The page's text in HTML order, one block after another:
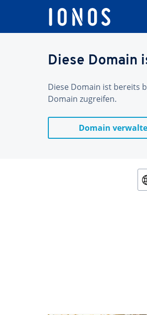
Diese Domain
Diese Domain ist bereits
Domain zugreifen.
Domain